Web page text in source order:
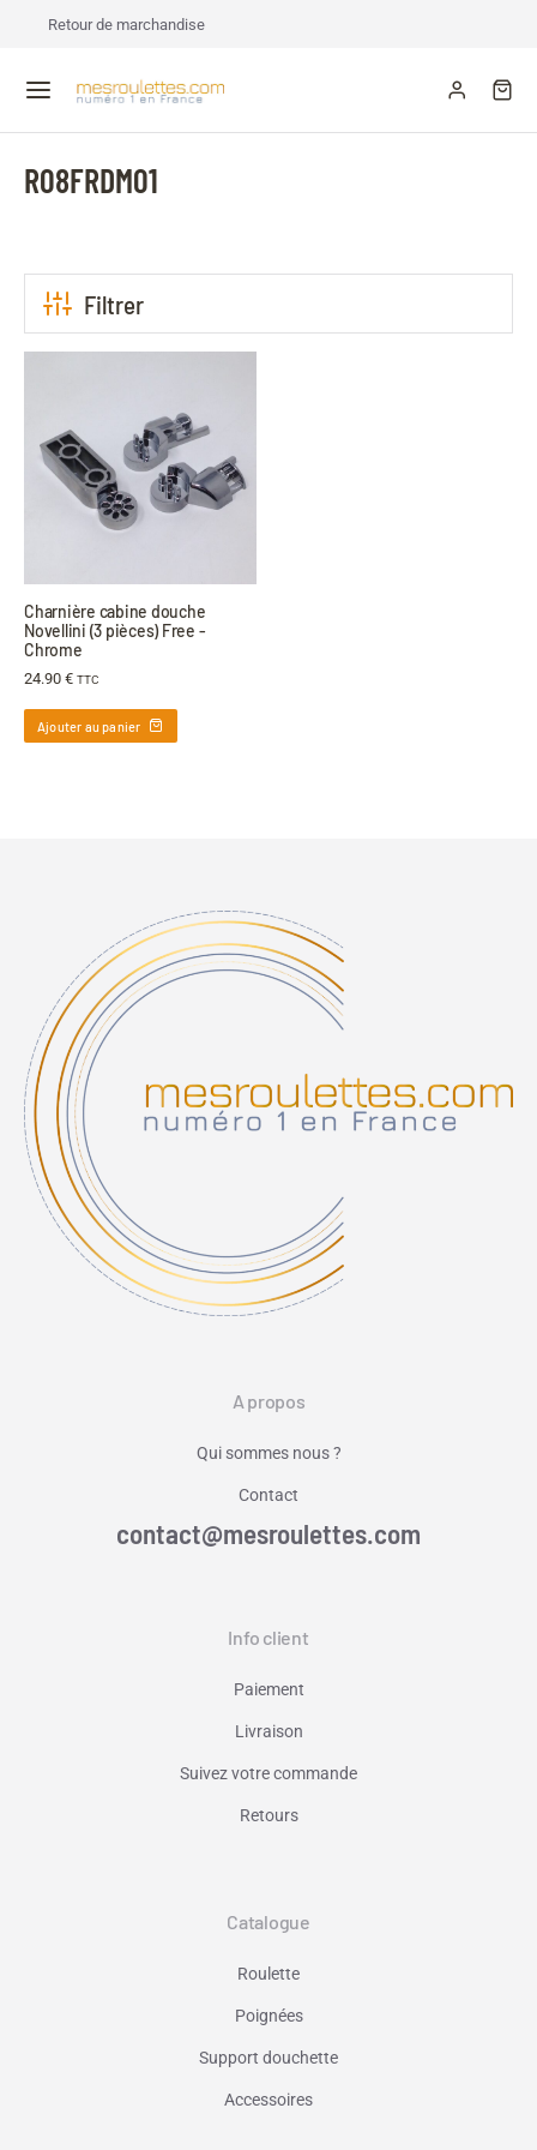
Retour de marchandise
R08FRDM01
Filtrer
Charnière cabine douche
Novellini (3 pièces) Free -
Chrome
24.90 € TTC
Ajouter au panier
A propos
Qui sommes nous ?
Contact
contact@mesroulettes.com
Info client
Paiement
Livraison
Suivez votre commande
Retours
Catalogue
Roulette
Poignées
Support douchette
Accessoires